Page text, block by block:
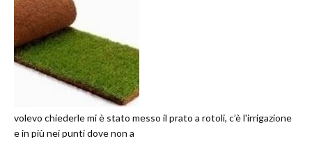
volevo chiederle mi è stato messo il prato a rotoli, c’è l'irrigazione
e in più nei punti dove non a